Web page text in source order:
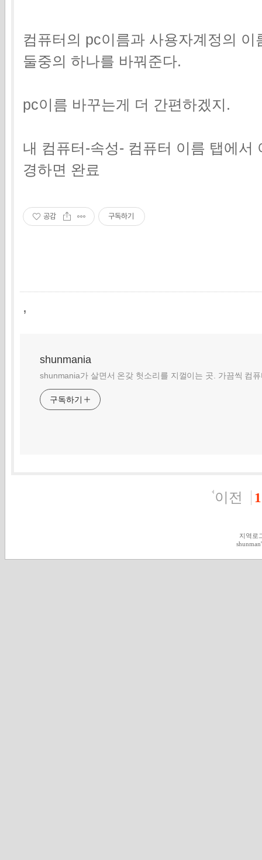
컴퓨터의 pc이름과 사용자계정의
둘중의 하나를 바꿔준다.
pc이름 바꾸는게 더 간편하겠지.
내 컴퓨터-속성- 컴퓨터 이름 탭에
경하면 완료
공감 구독하기
,
shunmania
shunmania가 살면서 온갖 헛소리를 지껄이는 곳. 가끔씩 컴
구독하기
이전 1
지역로
shunman